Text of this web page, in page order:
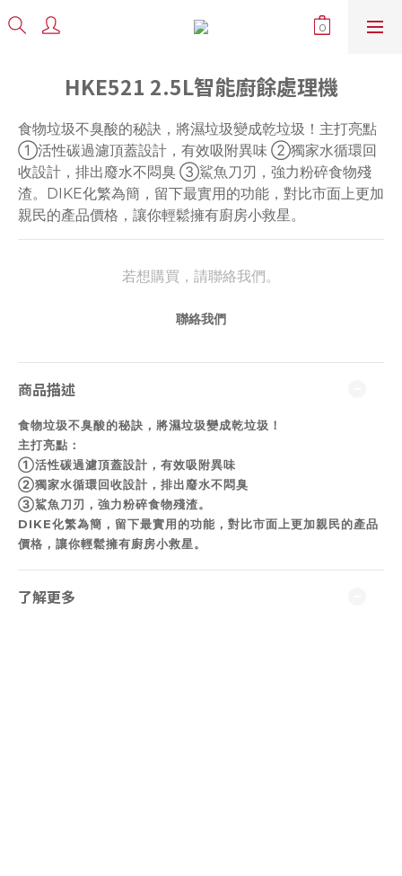
HKE521 2.5L智能廚餘處理機
食物垃圾不臭酸的秘訣，將濕垃圾變成乾垃圾！主打亮點
①活性碳過濾頂蓋設計，有效吸附異味 ②獨家水循環回
收設計，排出廢水不悶臭 ③鯊魚刀刃，強力粉碎食物殘
渣。DIKE化繁為簡，留下最實用的功能，對比市面上更加
親民的產品價格，讓你輕鬆擁有廚房小救星。
若想購買，請聯絡我們。
聯絡我們
商品描述
食物垃圾不臭酸的秘訣，將濕垃圾變成乾垃圾！
主打亮點：
①活性碳過濾頂蓋設計，有效吸附異味
②獨家水循環回收設計，排出廢水不悶臭
③鯊魚刀刃，強力粉碎食物殘渣。
DIKE化繁為簡，留下最實用的功能，對比市面上更加親民的產品
價格，讓你輕鬆擁有廚房小救星。
了解更多